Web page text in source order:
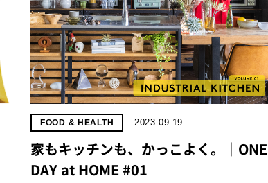
FOOD & HEALTH 2023.09.19
家もキッチンも、かっこよく。｜ONE
DAY at HOME #01